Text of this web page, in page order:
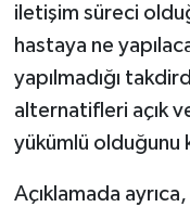
iletişim süreci
hastaya ne
yapılmadığı
alternatifleri açık
yükümlü olduğunu
Açıklamada